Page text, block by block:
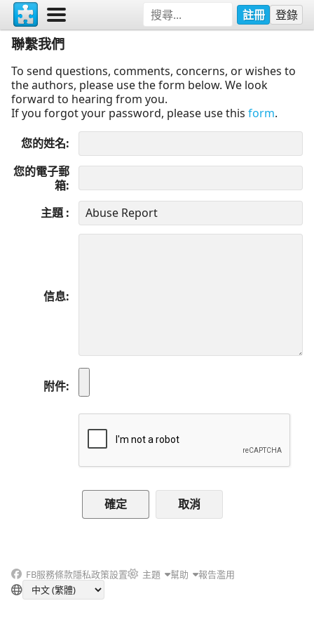
註冊 登錄
聯繫我們
To send questions, comments, concerns, or wishes to
the authors, please use the form below. We look
forward to hearing from you.
If you forgot your password, please use this form.
您的姓名
您的電子郵
箱
主題
信息
附件
取消
FB服務條款隱私政策設置 主題 幫助 報告濫用